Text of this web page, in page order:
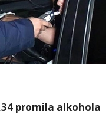
promila alkohola